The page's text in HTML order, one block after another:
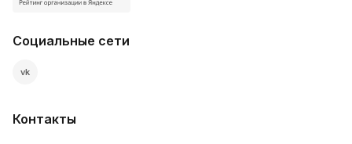
Социальные сети
vk
Контакты